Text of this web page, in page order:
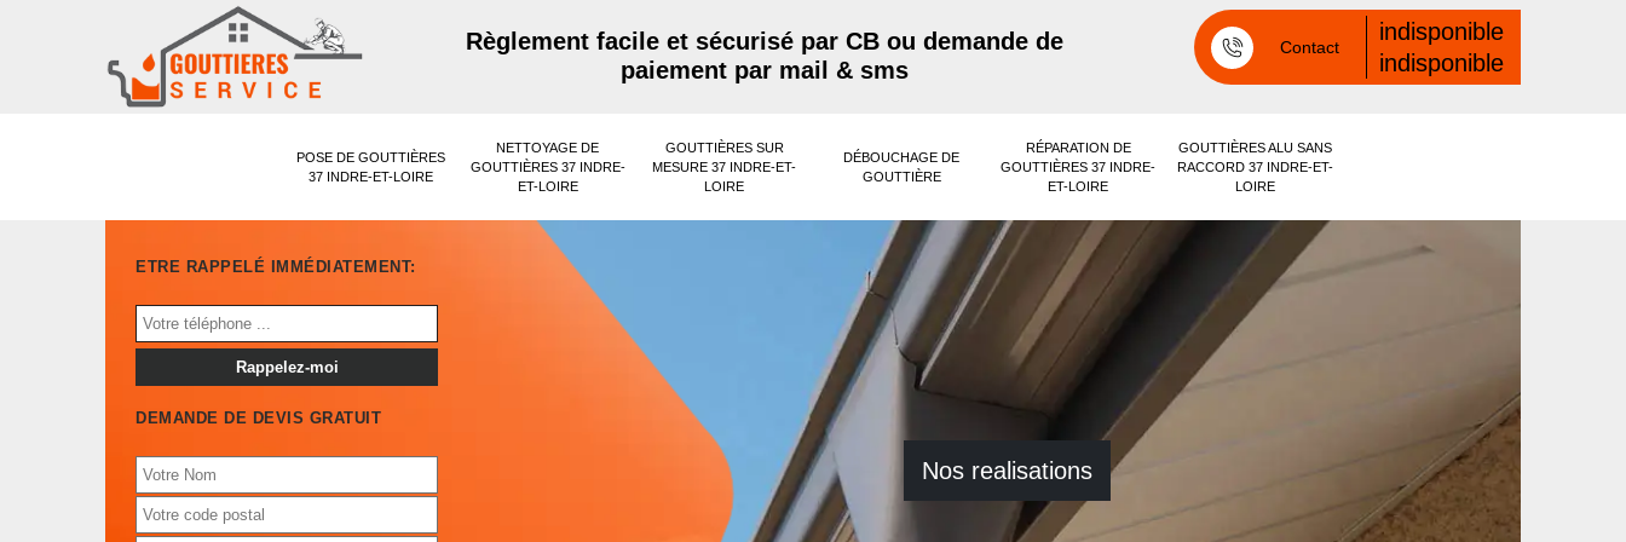
Règlement facile et sécurisé par CB ou demande de
paiement par mail & sms
Contact
indisponible
indisponible
POSE DE GOUTTIÈRES
37 INDRE-ET-LOIRE
NETTOYAGE DE
GOUTTIÈRES 37 INDRE-
ET-LOIRE
GOUTTIÈRES SUR
MESURE 37 INDRE-ET-
LOIRE
DÉBOUCHAGE DE
GOUTTIÈRE
RÉPARATION DE
GOUTTIÈRES 37 INDRE-
ET-LOIRE
GOUTTIÈRES ALU SANS
RACCORD 37 INDRE-ET-
LOIRE
ETRE RAPPELÉ IMMÉDIATEMENT:
DEMANDE DE DEVIS GRATUIT
Nos realisations